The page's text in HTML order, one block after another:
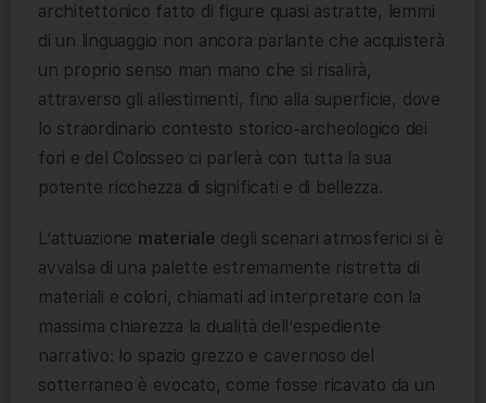
architettonico fatto di figure quasi astratte, lemmi
di un linguaggio non ancora parlante che acquisterà
un proprio senso man mano che si risalirà,
attraverso gli allestimenti, fino alla superficie, dove
lo straordinario contesto storico-archeologico dei
fori e del Colosseo ci parlerà con tutta la sua
potente ricchezza di significati e di bellezza.
L’attuazione materiale degli scenari atmosferici si è
avvalsa di una palette estremamente ristretta di
materiali e colori, chiamati ad interpretare con la
massima chiarezza la dualità dell’espediente
narrativo: lo spazio grezzo e cavernoso del
sotterraneo è evocato, come fosse ricavato da un